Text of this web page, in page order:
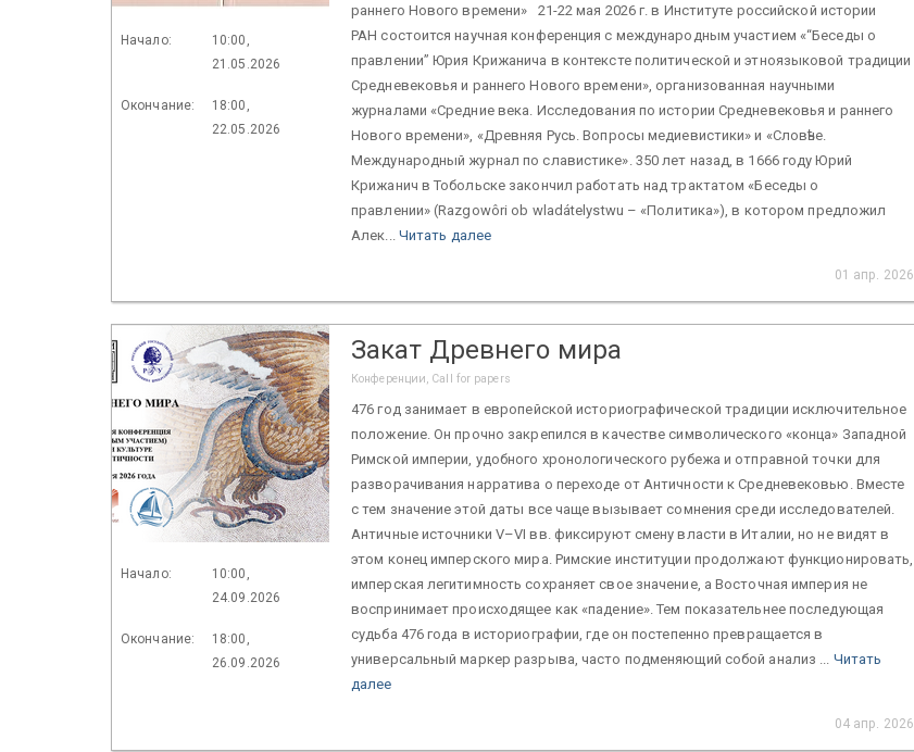
Начало:
10:00,
21.05.2026
Окончание:
18:00,
22.05.2026
раннего Нового времени» 21-22 мая 2026 г. в Институте российской истории
РАН состоится научная конференция с международным участием «“Беседы о
правлении” Юрия Крижанича в контексте политической и этноязыковой традиции
Средневековья и раннего Нового времени», организованная научными
журналами «Средние века. Исследования по истории Средневековья и раннего
Нового времени», «Древняя Русь. Вопросы медиевистики» и «Словѣне.
Международный журнал по славистике». 350 лет назад, в 1666 году Юрий
Крижанич в Тобольске закончил работать над трактатом «Беседы о
правлении» (Razgowôri ob wladátelystwu – «Политика»), в котором предложил
Алек... Читать далее
01 апр. 2026
Начало:
10:00,
24.09.2026
Окончание:
18:00,
26.09.2026
Закат Древнего мира
Конференции, Call for papers
476 год занимает в европейской историографической традиции исключительное
положение. Он прочно закрепился в качестве символического «конца» Западной
Римской империи, удобного хронологического рубежа и отправной точки для
разворачивания нарратива о переходе от Античности к Средневековью. Вместе
с тем значение этой даты все чаще вызывает сомнения среди исследователей.
Античные источники V–VI вв. фиксируют смену власти в Италии, но не видят в
этом конец имперского мира. Римские институции продолжают функционировать,
имперская легитимность сохраняет свое значение, а Восточная империя не
воспринимает происходящее как «падение». Тем показательнее последующая
судьба 476 года в историографии, где он постепенно превращается в
универсальный маркер разрыва, часто подменяющий собой анализ ... Читать
далее
04 апр. 2026